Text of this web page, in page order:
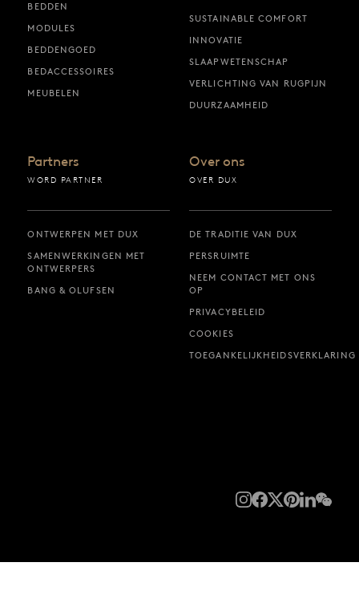
BEDDEN
MODULES
BEDDENGOED
BEDACCESSOIRES
MEUBELEN
SUSTAINABLE COMFORT
INNOVATIE
SLAAPWETENSCHAP
VERLICHTING VAN RUGPIJN
DUURZAAMHEID
Partners
WORD PARTNER
ONTWERPEN MET DUX
SAMENWERKINGEN MET
ONTWERPERS
BANG & OLUFSEN
Over ons
OVER DUX
DE TRADITIE VAN DUX
PERSRUIMTE
NEEM CONTACT MET ONS
OP
PRIVACYBELEID
COOKIES
TOEGANKELIJKHEIDSVERKLARING